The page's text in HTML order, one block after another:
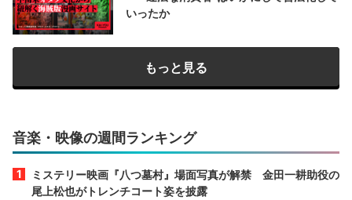
いったか
もっと見る
音楽・映像の週間ランキング
ミステリー映画『八つ墓村』場面写真が解禁 金田一耕助役の
尾上松也がトレンチコート姿を披露